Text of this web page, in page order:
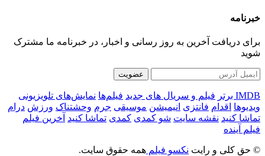
خبرنامه
برای دریافت آخرین به روز رسانی و اخبار، در خبرنامه ما مشترک
شوید
عضویت
IMDB برتر فیلم و سریال های جدید فیلم‌ها نمایش‌های تلویزیونی
ویدیوها اقدام فانتزی انیمیشن موسیقی جرم وحشتناک ورزش درام
تماشا کنید نقشه سایت شو کمدی کمدی تماشا کنید آخرین فیلم
فیلم آینده
© حق کلی و رایت نکسو فیلم همه حقوق سایت.